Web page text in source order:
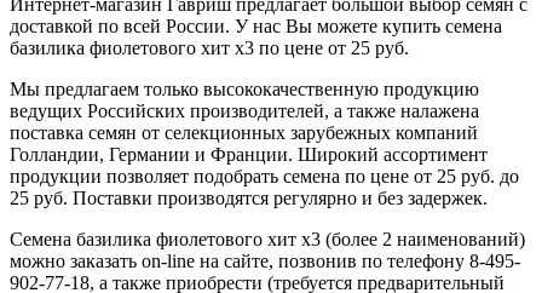
Интернет-магазин Гавриш предлагает большой выбор семян с
доставкой по всей России. У нас Вы можете купить семена
базилика фиолетового хит х3 по цене от 25 руб.
Мы предлагаем только высококачественную продукцию
ведущих Российских производителей, а также налажена
поставка семян от селекционных зарубежных компаний
Голландии, Германии и Франции. Широкий ассортимент
продукции позволяет подобрать семена по цене от 25 руб. до
25 руб. Поставки производятся регулярно и без задержек.
Семена базилика фиолетового хит х3 (более 2 наименований)
можно заказать on-line на сайте, позвонив по телефону 8-495-
902-77-18, а также приобрести (требуется предварительный